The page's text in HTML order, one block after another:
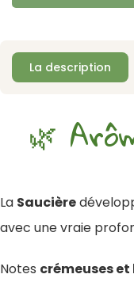
La description
🌿
La Saucière
avec une vraie
Notes crémeuses